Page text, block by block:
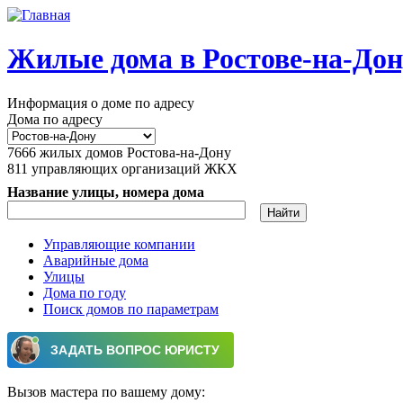
Перейти к основному содержанию
Жилые дома в Ростове-на-
Информация о доме по адресу
Дома по адресу
7666 жилых домов Ростова-на-Дону
811 управляющих организаций ЖКХ
Название улицы, номера дома
Главное меню
Управляющие компании
Аварийные дома
Улицы
Дома по году
Поиск домов по параметрам
Вызов мастера по вашему дому: